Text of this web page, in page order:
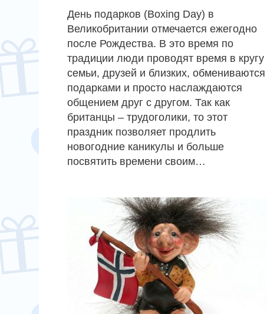
День подарков (Boxing Day) в
Великобритании отмечается ежегодно
после Рождества. В это время по
традиции люди проводят время в кругу
семьи, друзей и близких, обмениваются
подарками и просто наслаждаются
общением друг с другом. Так как
британцы – трудоголики, то этот
праздник позволяет продлить
новогодние каникулы и больше
посвятить времени своим…